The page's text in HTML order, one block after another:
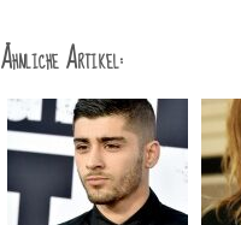
Ähnliche Artikel: